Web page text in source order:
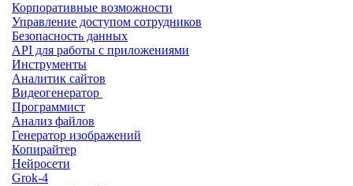
Корпоративные возможности
Управление доступом сотрудников
Безопасность данных
API для работы с приложениями
Инструменты
Аналитик сайтов
Видеогенератор
Программист
Анализ файлов
Генератор изображений
Копирайтер
Нейросети
Grok-4